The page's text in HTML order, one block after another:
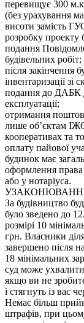
перевищує 300
(без урахування
висоти замість
розробку проекту
подання
будівельних робіт;
після закінчення
інвентаризації зі
подання до ДАБК
експлуатації;
отримання
лише об’єктам
кооперативах та
оплату пайової
будинок має
оформлення права
або у нотаріуса.
За будівництво
було зведено до
розмірі 10
грн. Власники
завершено після
18 мінімальних
суд може
якщо ви не
і стягнуть із вас
Немає більш
штрафів, при